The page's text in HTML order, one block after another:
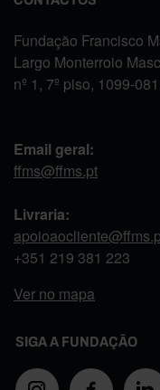
Fundação Francisco
Largo Monterroio
nº 1, 7º piso, 1099-
Email geral:
ffms@ffms.pt
Livraria:
+351 219 381 223
Ver no mapa
SIGA A FUNDAÇÃO